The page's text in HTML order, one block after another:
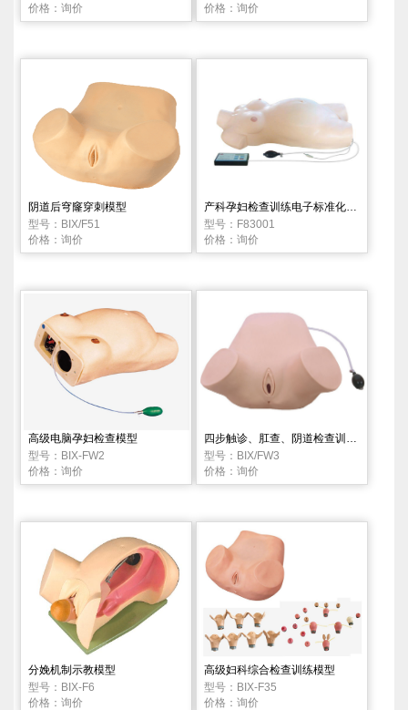
价格：询价
价格：询价
阴道后穹窿穿刺模型
型号：BIX/F51
价格：询价
产科孕妇检查训练电子标准化病人
型号：F83001
价格：询价
高级电脑孕妇检查模型
型号：BIX-FW2
价格：询价
四步触诊、肛查、阴道检查训练模型
型号：BIX/FW3
价格：询价
分娩机制示教模型
型号：BIX-F6
价格：询价
高级妇科综合检查训练模型
型号：BIX-F35
价格：询价